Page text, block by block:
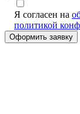
Я согласен на
политикой